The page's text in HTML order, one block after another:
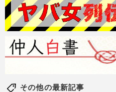
その他の最新記事